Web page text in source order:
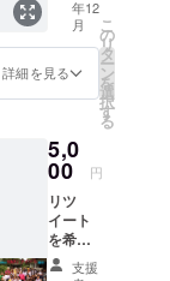
購入さ
れた人
数分ま
で入場
＊イベ
ント入
場の際
はチ
ケット
とは別
に1500
人でリ
ツイー
トさせ
ていた
だきま
す！
数は目
安にな
ります
が2万〜
3万人と
考えて
いただ
年12
月
詳細を見る
こ
の
リ
タ
ー
ン
を
選
択
す
る
5,0
00 円
リツ
イート
を希望
されて
支援